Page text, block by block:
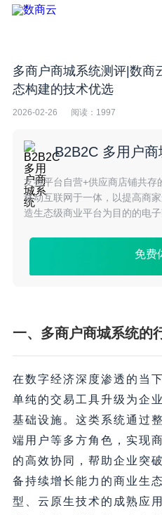
多商户商城系统测评|数商
态构建的技术优选
2026-02-26 阅读： 1997
B2B2C 多用户
支持平台自营+供应商店铺共存
移动互联网于一体，以提高商
造生态级商业平台为目的的电
免费
一、多商户商城系统的
在数字经济深度渗透的当
单纯的交易工具升级为企
基础设施。这类系统通过
端用户等多方角色，实现
的高效协同，帮助企业突
备持续增长能力的商业生
型、云原生技术的成熟应